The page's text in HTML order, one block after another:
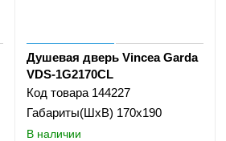
Душевая дверь Vincea Garda
VDS-1G2170CL
Код товара 144227
Габариты(ШхВ) 170x190
В наличии